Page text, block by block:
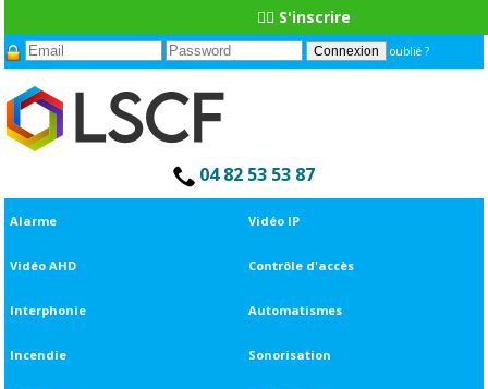
👆🏼 S'inscrire
oublié ?
04 82 53 53 87
Alarme Vidéo IP
Vidéo AHD Contrôle d'accès
Interphonie Automatismes
Incendie Sonorisation